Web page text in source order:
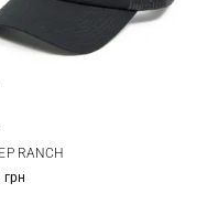
RANCH